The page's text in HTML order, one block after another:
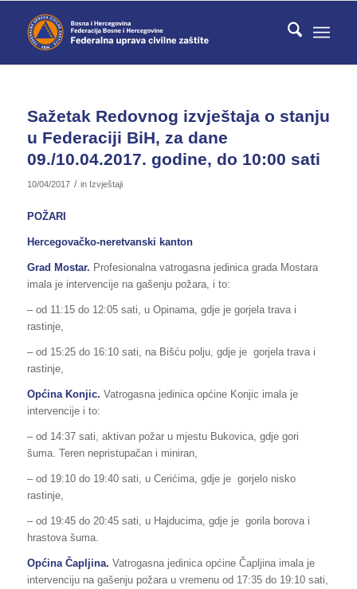
Sažetak Redovnog izvještaja o stanju
u Federaciji BiH, za dane
09./10.04.2017. godine, do 10:00 sati
10/04/2017 / in Izvještaji
POŽARI
Hercegovačko-neretvanski kanton
Grad Mostar. Profesionalna vatrogasna jedinica grada Mostara
imala je intervencije na gašenju požara, i to:
– od 11:15 do 12:05 sati, u Opinama, gdje je gorjela trava i
rastinje,
– od 15:25 do 16:10 sati, na Bišću polju, gdje je gorjela trava i
rastinje,
Općina Konjic. Vatrogasna jedinica općine Konjic imala je
intervencije i to:
– od 14:37 sati, aktivan požar u mjestu Bukovica, gdje gori
šuma. Teren nepristupačan i miniran,
– od 19:10 do 19:40 sati, u Cerićima, gdje je gorjelo nisko
rastinje,
– od 19:45 do 20:45 sati, u Hajducima, gdje je gorila borova i
hrastova šuma.
Općina Čapljina. Vatrogasna jedinica općine Čapljina imala je
intervenciju na gašenju požara u vremenu od 17:35 do 19:10 sati,